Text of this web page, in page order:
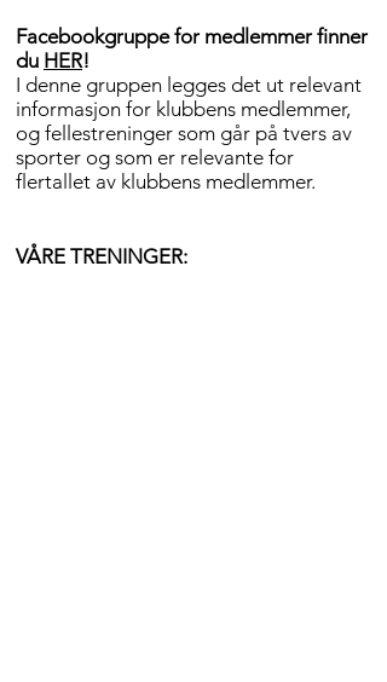
Facebookgruppe for medlemmer finner
du HER!
I denne gruppen legges det ut relevant
informasjon for klubbens medlemmer,
og fellestreninger som går på tvers av
sporter og som er relevante for
flertallet av klubbens medlemmer.
VÅRE TRENINGER: